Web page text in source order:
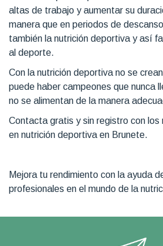
altas de trabajo y aumentar su
manera que en periodos de
también la nutrición deportiva y así
al deporte.
Con la nutrición deportiva no se
puede haber campeones que nunca
no se alimentan de la manera
Contacta gratis y sin registro con los
en nutrición deportiva en Brunete.
Mejora tu rendimiento con la ayuda
profesionales en el mundo de la